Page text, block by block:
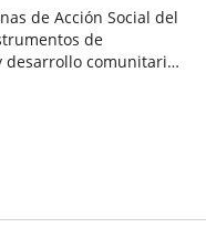
de Acción Social del
de
comunitario,